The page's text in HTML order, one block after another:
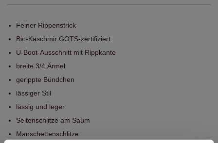
Feiner Rippenstrick
Bio-Kaschmir GOTS-zertifiziert
U-Boot-Ausschnitt mit Rippkante
breite 3/4 Ärmel
gerippte Bündchen
lässiger Stil
lässig und leger
Seitenschlitze am Saum
Manschettenschlitze